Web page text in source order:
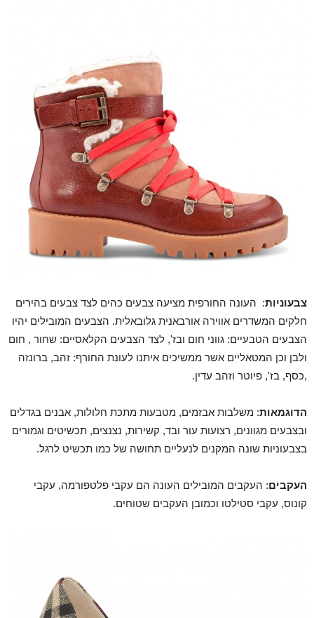
צבעוניות: העונה החורפית מציעה צבעים כהים לצד צבעים בהירים
חלקים המשדרים אווירה אורבאנית גלובאלית. הצבעים המובילים יהיו
הצבעים הטבעיים: גווני חום ובז', לצד הצבעים הקלאסיים: שחור , חום
ולבן וכן המטאליים אשר ממשיכים איתנו לעונת החורף: זהב, ברונזה
,כסף, בז', פיוטר וזהב עדין.
הדוגמאות: משלבות אבזמים, מטבעות מתכת חלולות, אבנים בגדלים
ובצבעים מגוונים, רצועות עור ובד, קשירות, נצנצים, תכשיטים וגמורים
בצבעוניות שונה המקנים לנעליים תחושה של כמו תכשיט לרגל.
העקבים: העקבים המובילים העונה הם עקבי פלטפורמה, עקבי
קונוס, עקבי סטילטו וכמובן העקבים שטוחים.